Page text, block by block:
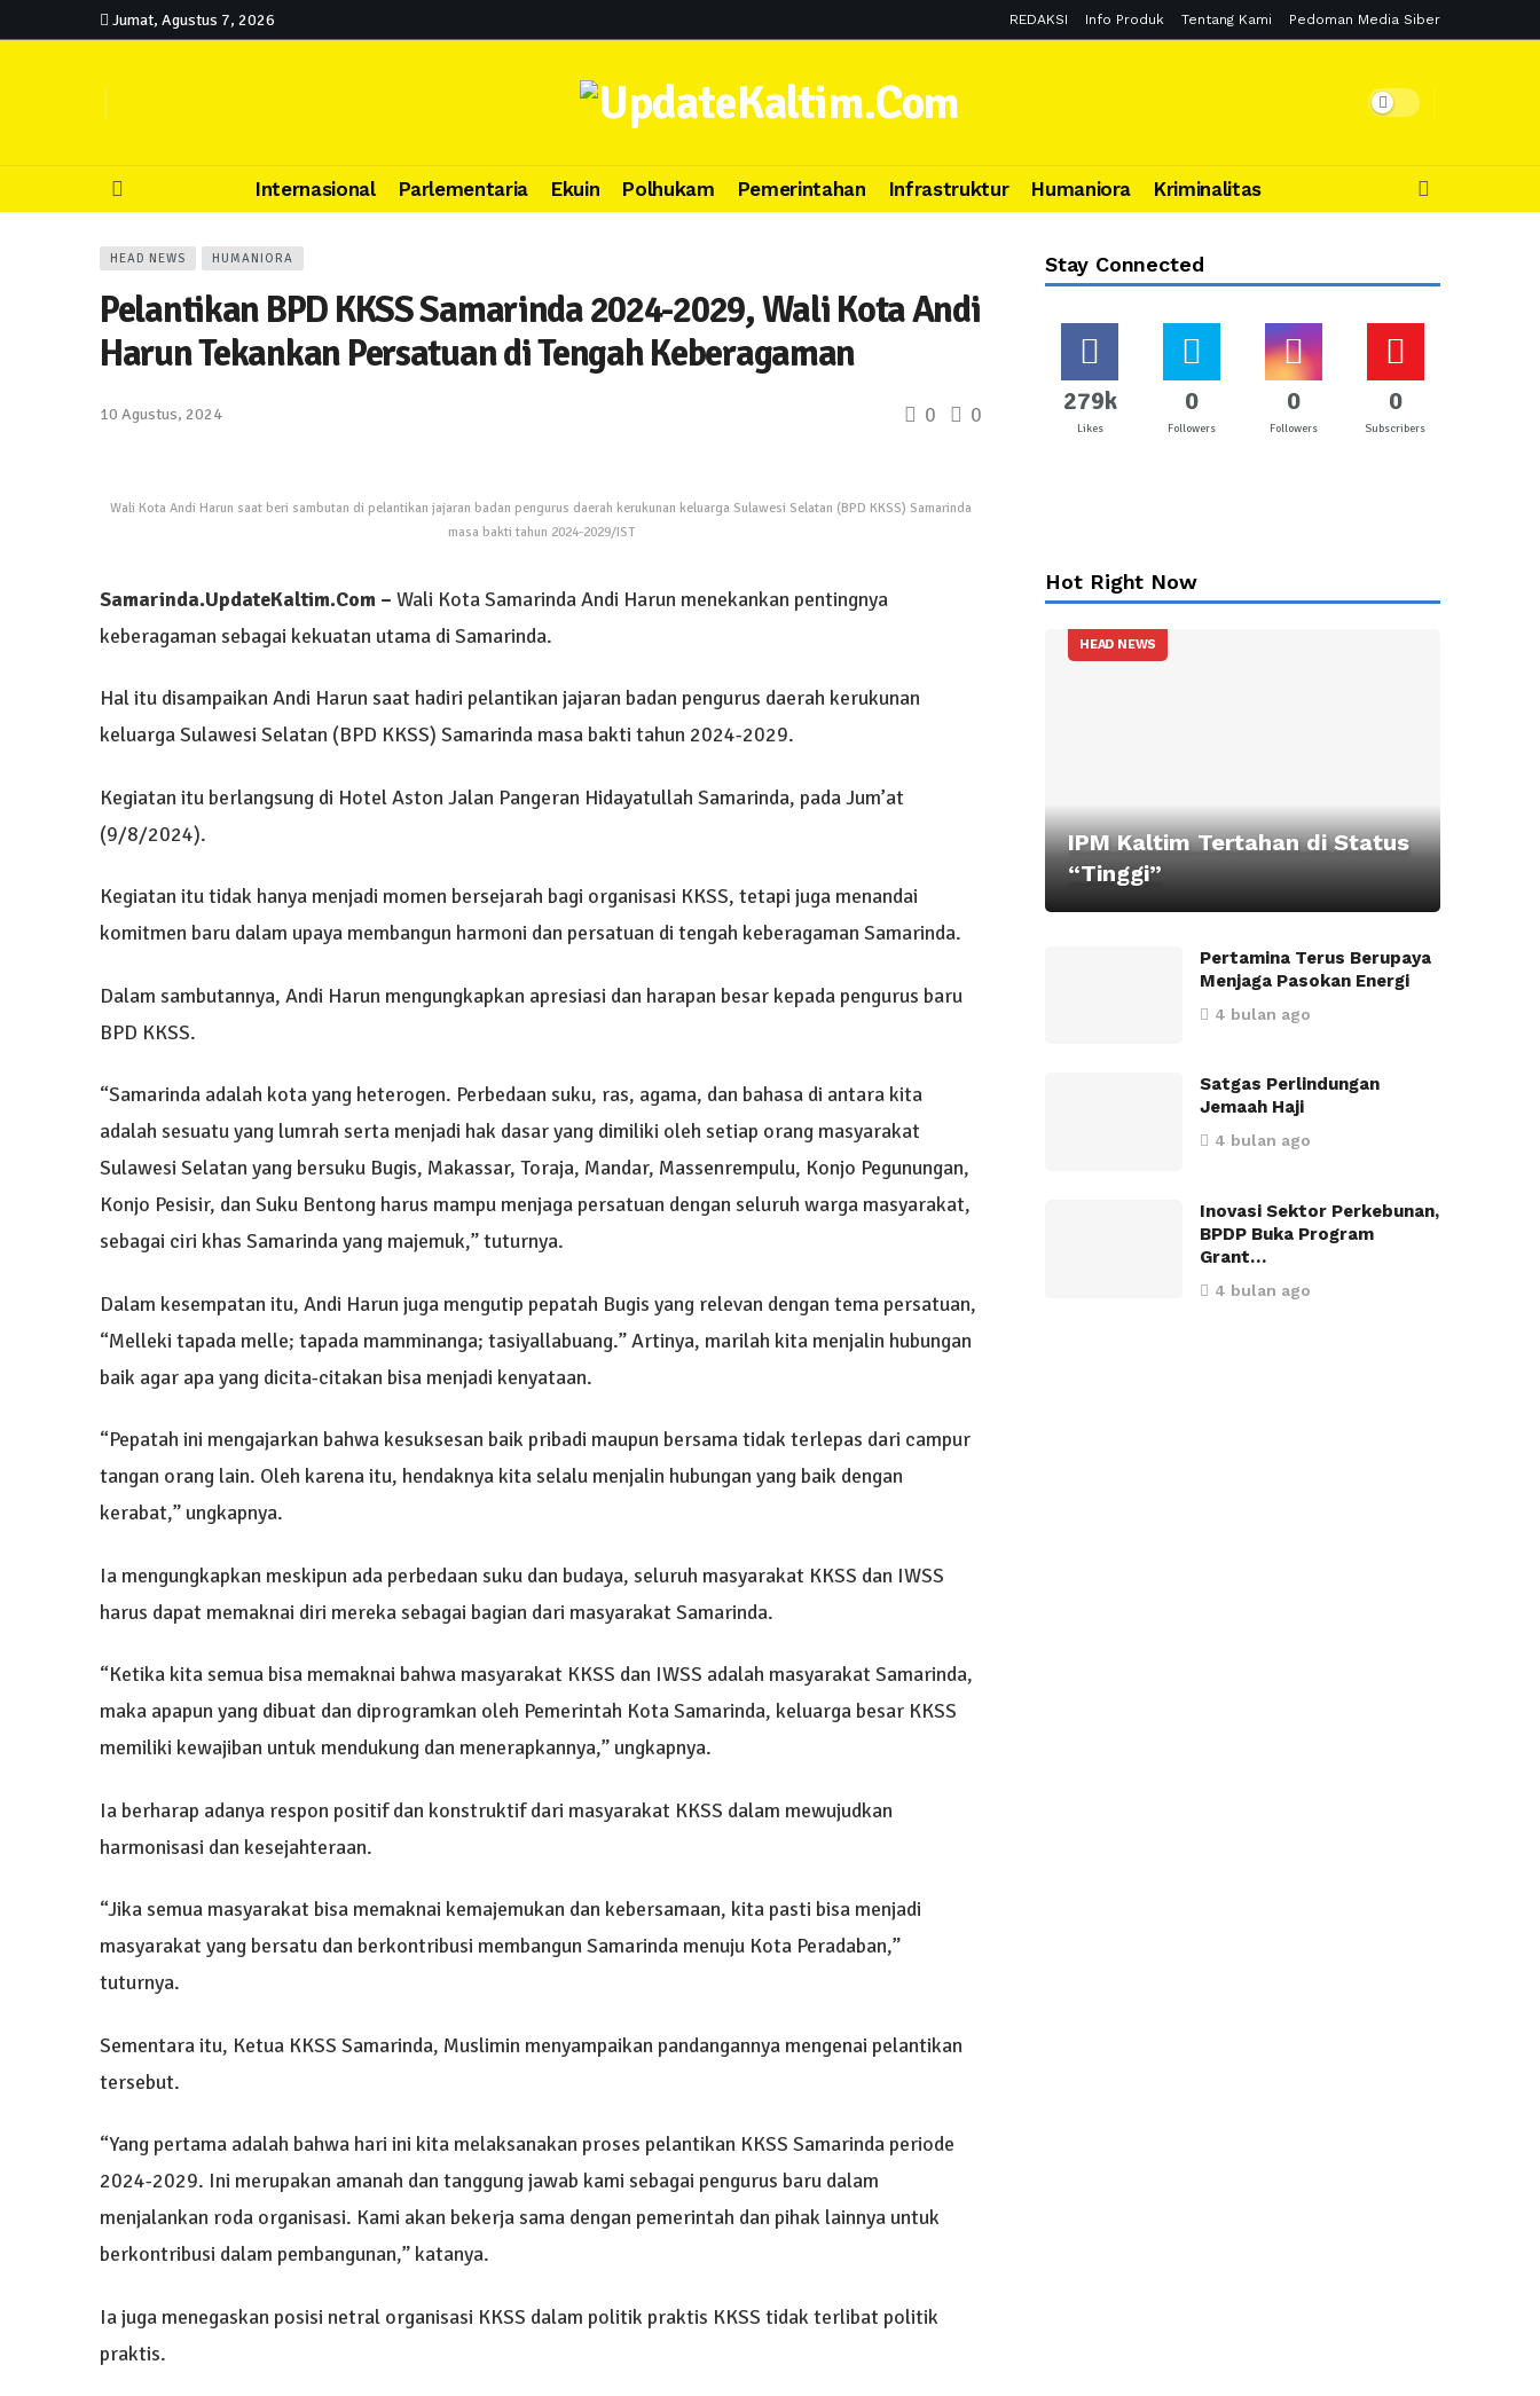
Jumat, Agustus 7, 2026 REDAKSI Info Produk Tentang Kami Pedoman Media Siber
Internasional Parlementaria Ekuin Polhukam Pemerintahan Infrastruktur Humaniora Kriminalitas
HEAD NEWS HUMANIORA
Pelantikan BPD KKSS Samarinda 2024-2029, Wali Kota Andi
Harun Tekankan Persatuan di Tengah Keberagaman
10 Agustus, 2024 0 0
Wali Kota Andi Harun saat beri sambutan di pelantikan jajaran badan pengurus daerah kerukunan keluarga Sulawesi Selatan (BPD KKSS) Samarinda
masa bakti tahun 2024-2029/IST
Samarinda.UpdateKaltim.Com – Wali Kota Samarinda Andi Harun menekankan pentingnya
keberagaman sebagai kekuatan utama di Samarinda.
Hal itu disampaikan Andi Harun saat hadiri pelantikan jajaran badan pengurus daerah kerukunan
keluarga Sulawesi Selatan (BPD KKSS) Samarinda masa bakti tahun 2024-2029.
Kegiatan itu berlangsung di Hotel Aston Jalan Pangeran Hidayatullah Samarinda, pada Jum’at
(9/8/2024).
Kegiatan itu tidak hanya menjadi momen bersejarah bagi organisasi KKSS, tetapi juga menandai
komitmen baru dalam upaya membangun harmoni dan persatuan di tengah keberagaman Samarinda.
Dalam sambutannya, Andi Harun mengungkapkan apresiasi dan harapan besar kepada pengurus baru
BPD KKSS.
“Samarinda adalah kota yang heterogen. Perbedaan suku, ras, agama, dan bahasa di antara kita
adalah sesuatu yang lumrah serta menjadi hak dasar yang dimiliki oleh setiap orang masyarakat
Sulawesi Selatan yang bersuku Bugis, Makassar, Toraja, Mandar, Massenrempulu, Konjo Pegunungan,
Konjo Pesisir, dan Suku Bentong harus mampu menjaga persatuan dengan seluruh warga masyarakat,
sebagai ciri khas Samarinda yang majemuk,” tuturnya.
Dalam kesempatan itu, Andi Harun juga mengutip pepatah Bugis yang relevan dengan tema persatuan,
“Melleki tapada melle; tapada mamminanga; tasiyallabuang.” Artinya, marilah kita menjalin hubungan
baik agar apa yang dicita-citakan bisa menjadi kenyataan.
“Pepatah ini mengajarkan bahwa kesuksesan baik pribadi maupun bersama tidak terlepas dari campur
tangan orang lain. Oleh karena itu, hendaknya kita selalu menjalin hubungan yang baik dengan
kerabat,” ungkapnya.
Ia mengungkapkan meskipun ada perbedaan suku dan budaya, seluruh masyarakat KKSS dan IWSS
harus dapat memaknai diri mereka sebagai bagian dari masyarakat Samarinda.
“Ketika kita semua bisa memaknai bahwa masyarakat KKSS dan IWSS adalah masyarakat Samarinda,
maka apapun yang dibuat dan diprogramkan oleh Pemerintah Kota Samarinda, keluarga besar KKSS
memiliki kewajiban untuk mendukung dan menerapkannya,” ungkapnya.
Ia berharap adanya respon positif dan konstruktif dari masyarakat KKSS dalam mewujudkan
harmonisasi dan kesejahteraan.
“Jika semua masyarakat bisa memaknai kemajemukan dan kebersamaan, kita pasti bisa menjadi
masyarakat yang bersatu dan berkontribusi membangun Samarinda menuju Kota Peradaban,”
tuturnya.
Sementara itu, Ketua KKSS Samarinda, Muslimin menyampaikan pandangannya mengenai pelantikan
tersebut.
“Yang pertama adalah bahwa hari ini kita melaksanakan proses pelantikan KKSS Samarinda periode
2024-2029. Ini merupakan amanah dan tanggung jawab kami sebagai pengurus baru dalam
menjalankan roda organisasi. Kami akan bekerja sama dengan pemerintah dan pihak lainnya untuk
berkontribusi dalam pembangunan,” katanya.
Ia juga menegaskan posisi netral organisasi KKSS dalam politik praktis KKSS tidak terlibat politik
praktis.
Stay Connected
279k
Likes
0
Followers
0
Followers
0
Subscribers
Hot Right Now
HEAD NEWS
IPM Kaltim Tertahan di Status
“Tinggi”
Pertamina Terus Berupaya
Menjaga Pasokan Energi
4 bulan ago
Satgas Perlindungan
Jemaah Haji
4 bulan ago
Inovasi Sektor Perkebunan,
BPDP Buka Program
Grant…
4 bulan ago